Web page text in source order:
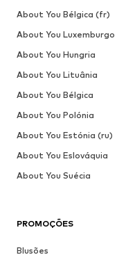
PROMOÇÕES
Blusões
About You Bélgica (fr)
About You Luxemburgo
About You Hungria
About You Lituânia
About You Bélgica
About You Polónia
About You Estónia (ru)
About You Eslováquia
About You Suécia